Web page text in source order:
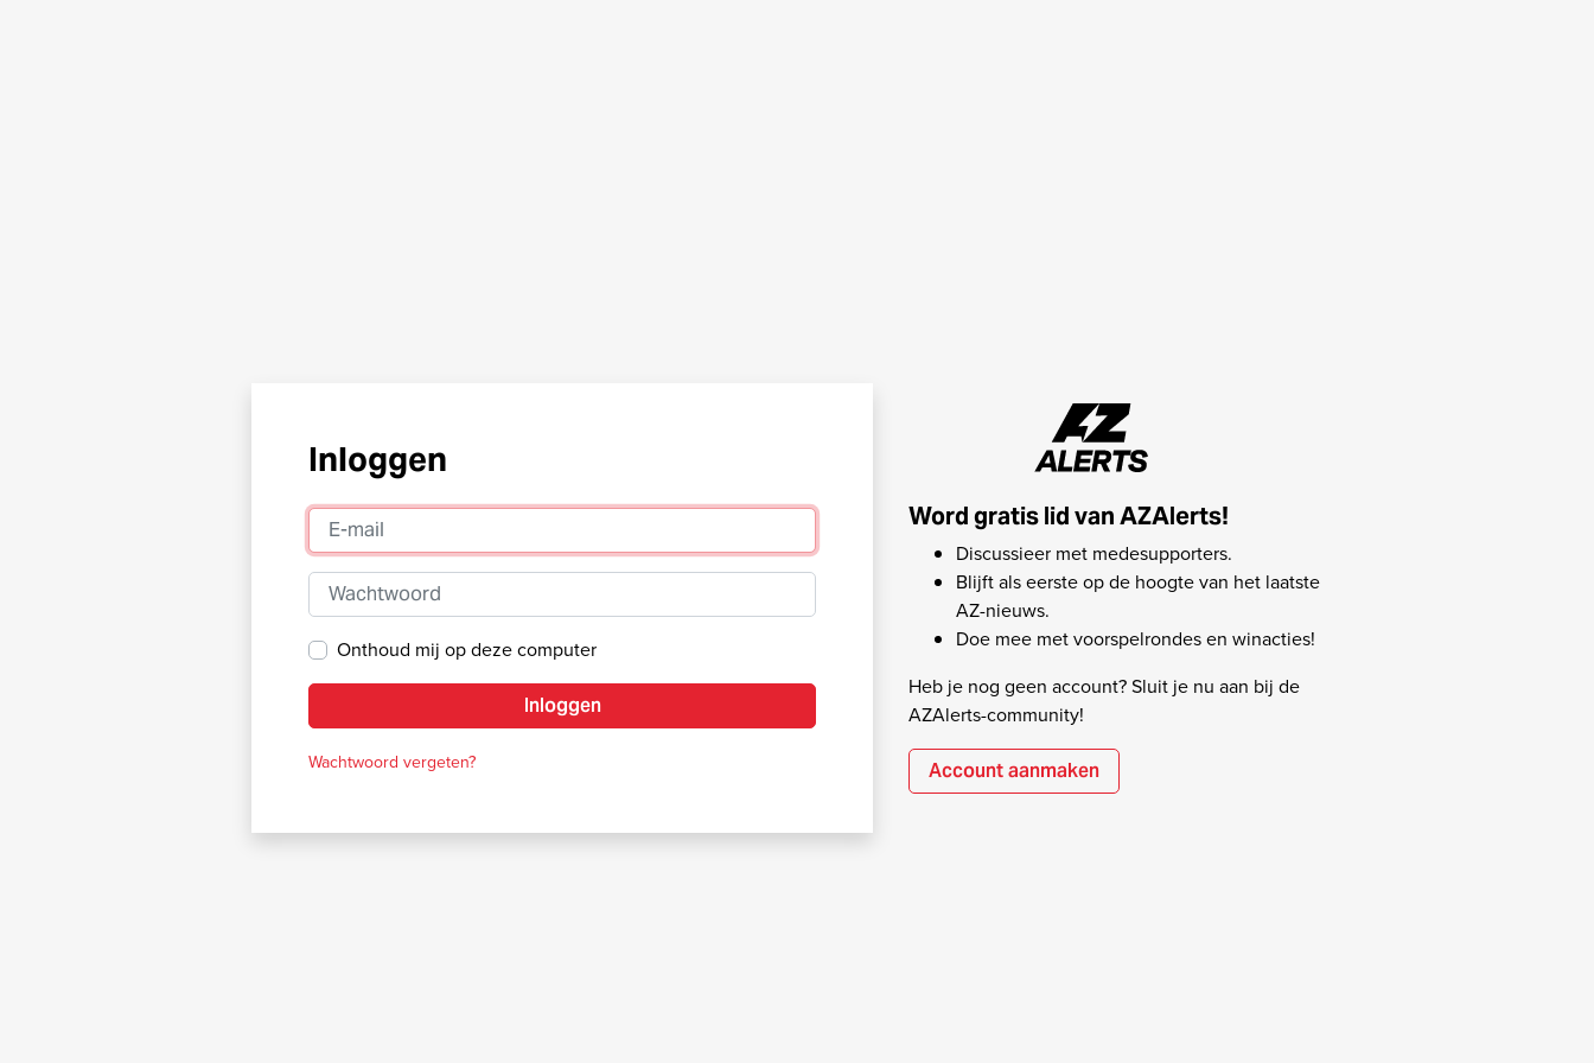
Inloggen
E-mail
Wachtwoord
Onthoud mij op deze computer
Inloggen
Wachtwoord vergeten?
Word gratis lid van AZAlerts!
Discussieer met medesupporters.
Blijft als eerste op de hoogte van het laatste
AZ-nieuws.
Doe mee met voorspelrondes en winacties!
Heb je nog geen account? Sluit je nu aan bij de
AZAlerts-community!
Account aanmaken